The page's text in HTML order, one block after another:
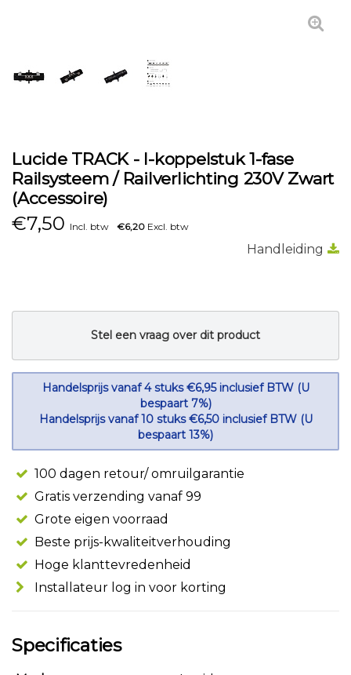
Lucide TRACK - I-koppelstuk 1-fase
Railsysteem / Railverlichting 230V Zwart
(Accessoire)
€7,50 Incl. btw €6,20 Excl. btw
Handleiding
Stel een vraag over dit product
Handelsprijs vanaf 4 stuks €6,95 inclusief BTW (U
bespaart 7%)
Handelsprijs vanaf 10 stuks €6,50 inclusief BTW (U
bespaart 13%)
100 dagen retour/ omruilgarantie
Gratis verzending vanaf 99
Grote eigen voorraad
Beste prijs-kwaliteitverhouding
Hoge klanttevredenheid
Installateur log in voor korting
Specificaties